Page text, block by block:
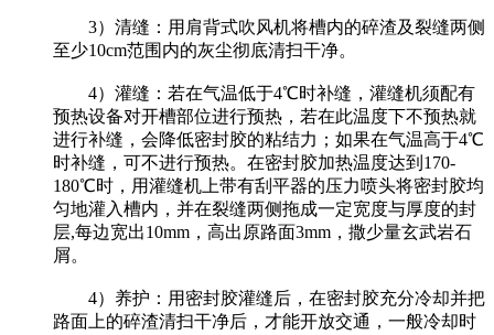
3）清缝：用肩背式吹风机将槽内的碎渣及裂缝两侧
至少10cm范围内的灰尘彻底清扫干净。
4）灌缝：若在气温低于4℃时补缝，灌缝机须配有
预热设备对开槽部位进行预热，若在此温度下不预热就
进行补缝，会降低密封胶的粘结力；如果在气温高于4℃
时补缝，可不进行预热。在密封胶加热温度达到170-
180℃时，用灌缝机上带有刮平器的压力喷头将密封胶均
匀地灌入槽内，并在裂缝两侧拖成一定宽度与厚度的封
层,每边宽出10mm，高出原路面3mm，撒少量玄武岩石
屑。
4）养护：用密封胶灌缝后，在密封胶充分冷却并把
路面上的碎渣清扫干净后，才能开放交通，一般冷却时